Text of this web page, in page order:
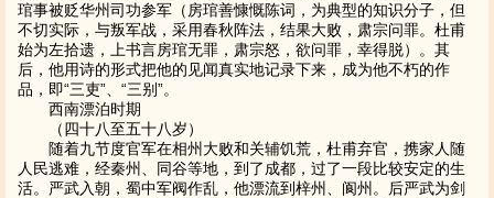
琯事被贬华州司功参军（房琯善慷慨陈词，为典型的知识分子，但
不切实际，与叛军战，采用春秋阵法，结果大败，肃宗问罪。杜甫
始为左拾遗，上书言房琯无罪，肃宗怒，欲问罪，幸得脱）。其
后，他用诗的形式把他的见闻真实地记录下来，成为他不朽的作
品，即“三吏”、“三别”。
西南漂泊时期
（四十八至五十八岁）
随着九节度官军在相州大败和关辅饥荒，杜甫弃官，携家人随
人民逃难，经秦州、同谷等地，到了成都，过了一段比较安定的生
活。严武入朝，蜀中军阀作乱，他漂流到梓州、阆州。后严武为剑